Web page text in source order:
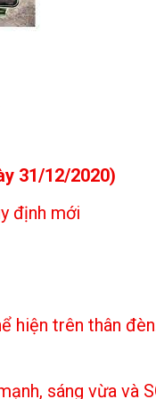
31/12/2020)
định mới
hiện trên thân
sáng vừa và